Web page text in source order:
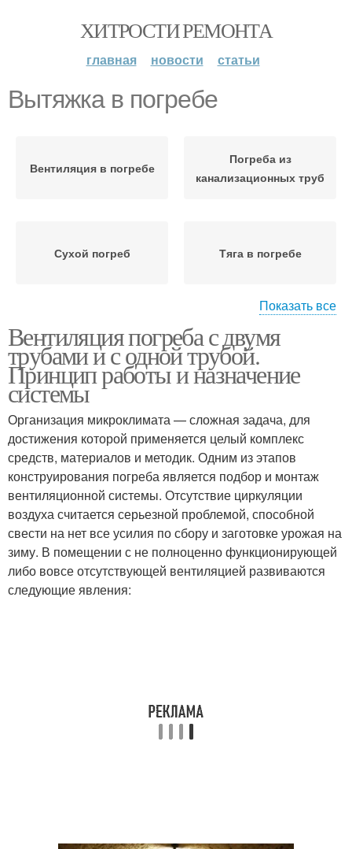
ХИТРОСТИ РЕМОНТА
главная новости статьи
Вытяжка в погребе
Вентиляция в погребе
Погреба из
канализационных труб
Сухой погреб Тяга в погребе
Погреба в гараже Погреба в летнее время
Гаражный погреб Вытяжка в подвале
Показать все
Вентиляция погреба с двумя
трубами и с одной трубой.
Принцип работы и назначение
системы
Организация микроклимата — сложная задача, для
достижения которой применяется целый комплекс
средств, материалов и методик. Одним из этапов
конструирования погреба является подбор и монтаж
вентиляционной системы. Отсутствие циркуляции
воздуха считается серьезной проблемой, способной
свести на нет все усилия по сбору и заготовке урожая на
зиму. В помещении с не полноценно функционирующей
либо вовсе отсутствующей вентиляцией развиваются
следующие явления: